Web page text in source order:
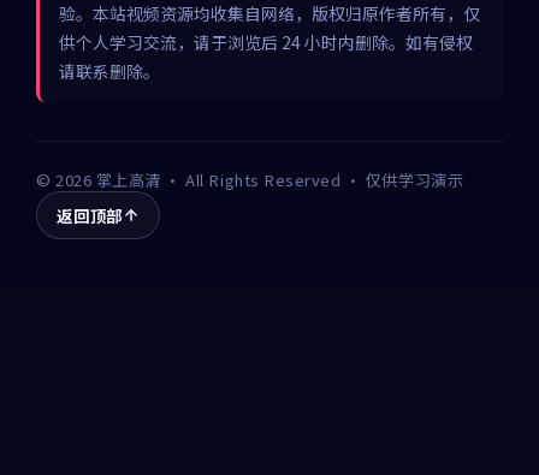
验。本站视频资源均收集自网络，版权归原作者所有，仅
供个人学习交流，请于浏览后 24 小时内删除。如有侵权
请联系删除。
©2026 掌上高清 · All Rights Reserved · 仅供学习演示
返回顶部